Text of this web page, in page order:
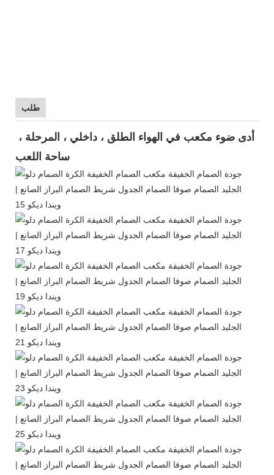
طلب
ساحة اللعب